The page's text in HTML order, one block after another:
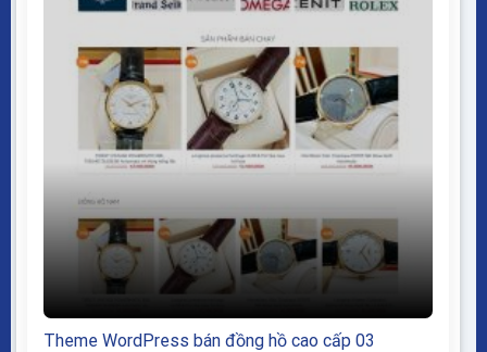
Theme WordPress bán đồng hồ cao cấp 03